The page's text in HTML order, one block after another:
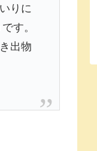
りに
す。
出物